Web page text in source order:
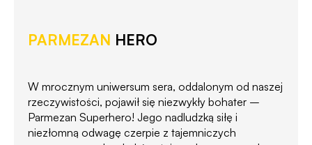
PARMEZAN HERO
W mrocznym uniwersum sera, oddalonym od naszej
rzeczywistości, pojawił się niezwykły bohater –
Parmezan Superhero! Jego nadludzką siłę i
niezłomną odwagę czerpie z tajemniczych